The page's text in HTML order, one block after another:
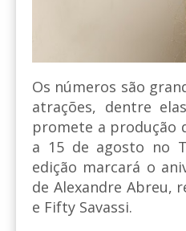
Os números são
atrações, dentre
promete a produção
a 15 de agosto no
edição marcará o
de Alexandre Abreu,
e Fifty Savassi.